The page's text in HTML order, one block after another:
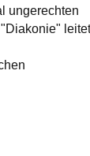
ungerechten